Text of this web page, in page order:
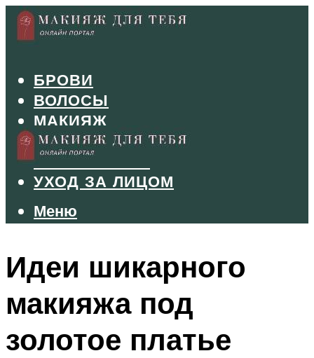
БРОВИ
ВОЛОСЫ
МАКИЯЖ
МАНИКЮР
ТУШЬ И ТЕНИ
УХОД ЗА ЛИЦОМ
Меню
Меню
Идеи шикарного
макияжа под
золотое платье